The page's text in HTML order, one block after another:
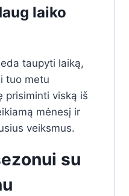
laiko
taupyti laiką,
tuo metu
prisiminti viską iš
mėnesį ir
veiksmus.
su